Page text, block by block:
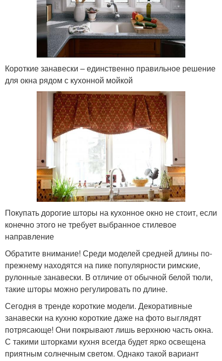
Короткие занавески – единственно правильное решение
для окна рядом с кухонной мойкой
Покупать дорогие шторы на кухонное окно не стоит, если
конечно этого не требует выбранное стилевое
направление
Обратите внимание! Среди моделей средней длины по-
прежнему находятся на пике популярности римские,
рулонные занавески. В отличие от обычной белой тюли,
такие шторы можно регулировать по длине.
Сегодня в тренде короткие модели. Декоративные
занавески на кухню короткие даже на фото выглядят
потрясающе! Они покрывают лишь верхнюю часть окна.
С такими шторками кухня всегда будет ярко освещена
приятным солнечным светом. Однако такой вариант